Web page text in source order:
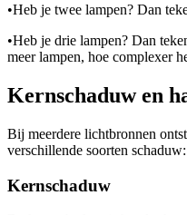
•Heb je twee lampen? Dan
•Heb je drie lampen? Dan
meer lampen, hoe complexer
Kernschaduw en
Bij meerdere lichtbronnen
verschillende soorten schaduw:
Kernschaduw